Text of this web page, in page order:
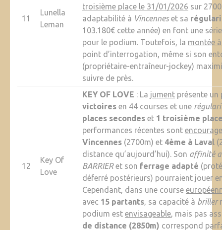
11
Lunella
Leman
troisième place le 31/01/2026 sur
adaptabilité à Vincenneset sa
103.180€ cette année) en font une
pour le podium. Toutefois, la montée
point d’interrogation, même si son
(propriétaire-entraîneur-jockey)
suivre de près.
12
Key Of
Love
KEY OF LOVE : La jumentprésente
victoiresen 44 courses et une
places secondeset 1 troisième
performances récentes sont
Vincennes(2700m) et 4ème à Laval
distance qu’aujourd’hui). Son affinité
BARRIERet son ferrage adapté
déferré postérieurs) pourraient jouer
Cependant, dans une course
avec 15 partants, sa capacité à briller
podium est envisageable, mais pas
de distance (2850m) correspond